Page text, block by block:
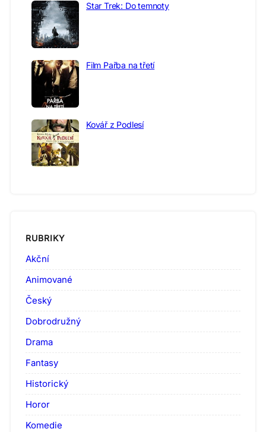
Star Trek: Do temnoty
Film Pařba na třetí
Kovář z Podlesí
RUBRIKY
Akční
Animované
Český
Dobrodružný
Drama
Fantasy
Historický
Horor
Komedie